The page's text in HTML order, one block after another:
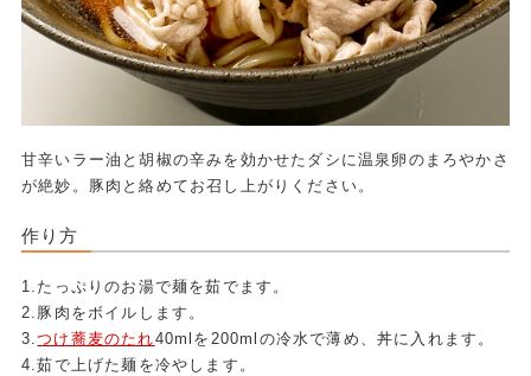
甘辛いラー油と胡椒の辛みを効かせたダシに温泉卵のまろやかさ
が絶妙。豚肉と絡めてお召し上がりください。
作り方
1.たっぷりのお湯で麺を茹でます。
2.豚肉をボイルします。
3.つけ蕎麦のたれ40mlを200mlの冷水で薄め、丼に入れます。
4.茹で上げた麺を冷やします。